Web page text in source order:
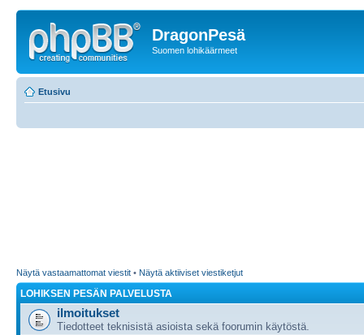
DragonPesä
Suomen lohikäärmeet
Etusivu
Näytä vastaamattomat viestit • Näytä aktiiviset viestiketjut
LOHIKSEN PESÄN PALVELUSTA
ilmoitukset
Tiedotteet teknisistä asioista sekä foorumin käytöstä.